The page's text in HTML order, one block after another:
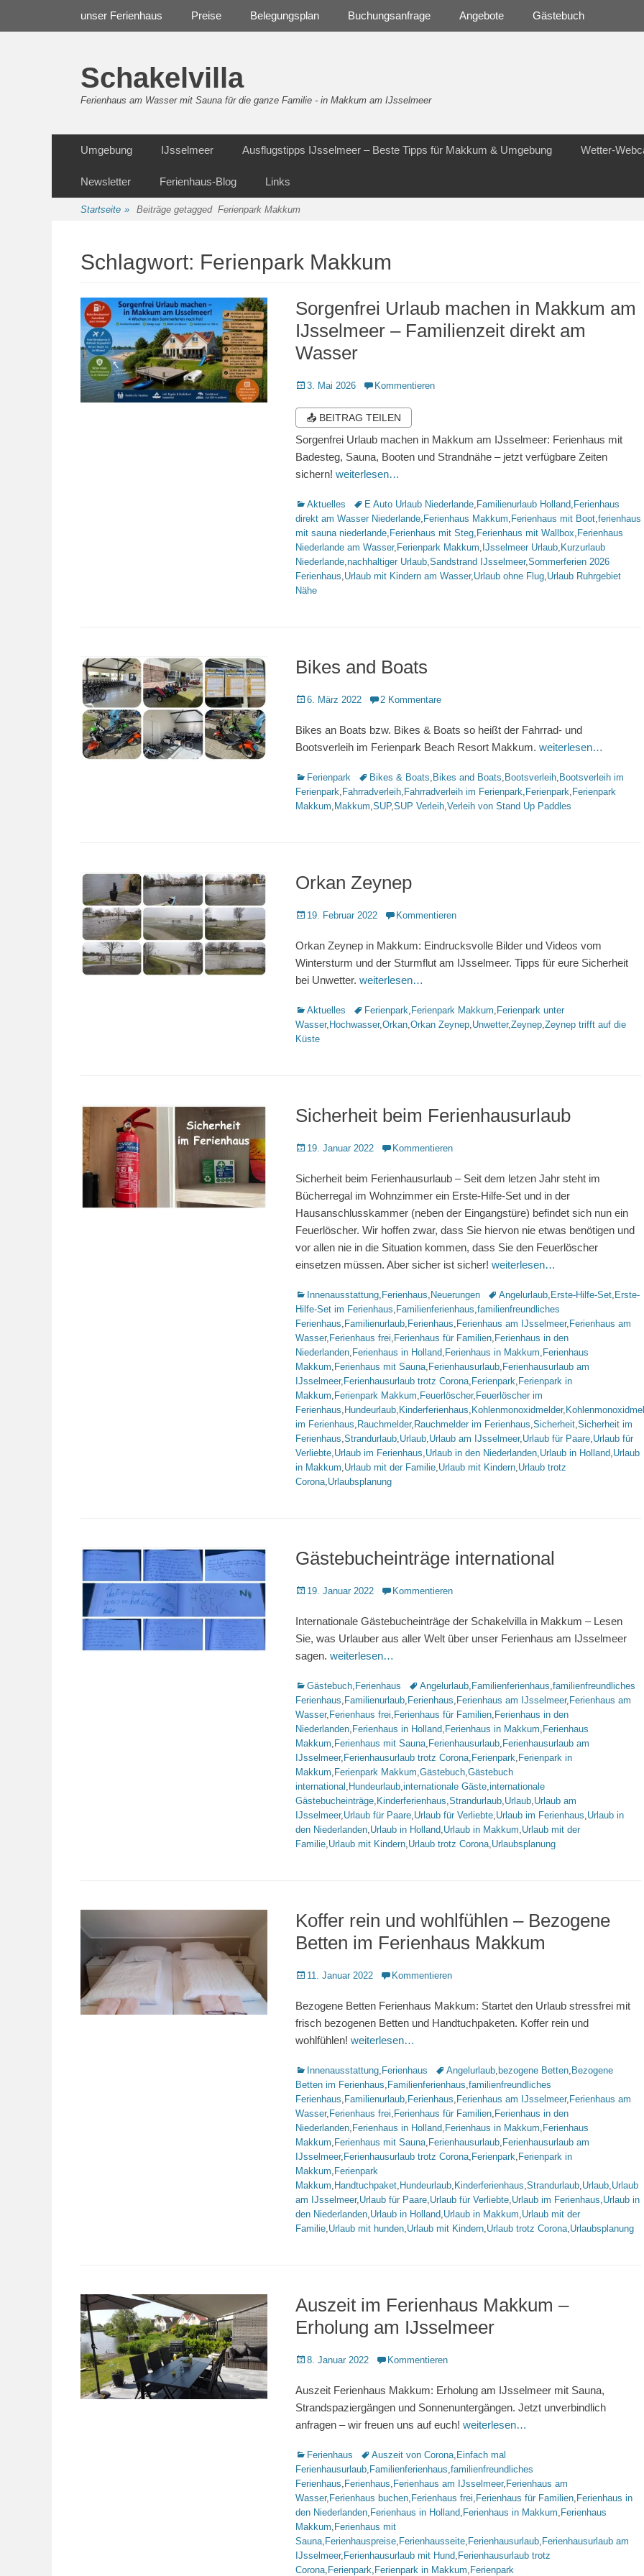
unser Ferienhaus Preise Belegungsplan Buchungsanfrage Angebote Gästebuch
Schakelvilla
Ferienhaus am Wasser mit Sauna für die ganze Familie - in Makkum am IJsselmeer
Inhalt
Umgebung IJsselmeer Ausflugstipps IJsselmeer – Beste Tipps für Makkum & Umgebung Wetter-
Newsletter Ferienhaus-Blog Links
Startseite » Beiträge getagged Ferienpark Makkum
Schlagwort: Ferienpark Makkum
Sorgenfrei Urlaub machen in Makkum am
IJsselmeer – Familienzeit direkt am
Wasser
Veröffentlicht
3. Mai 2026 Kommentieren
📤 BEITRAG TEILEN
Sorgenfrei Urlaub machen in Makkum am IJsselmeer: Ferienhaus mit
Badesteg, Sauna, Booten und Strandnähe – jetzt verfügbare Zeiten
sichern! weiterlesen…
Kategorien
Aktuelles Schlagworte
E Auto Urlaub Niederlande, Familienurlaub Holland, Ferienhaus
direkt am Wasser Niederlande, Ferienhaus Makkum, Ferienhaus mit Boot,ferienhaus
mit sauna niederlande, Ferienhaus mit Steg, Ferienhaus mit Wallbox, Ferienhaus
Niederlande am Wasser, Ferienpark Makkum, IJsselmeer Urlaub, Kurzurlaub
Niederlande,nachhaltiger Urlaub,Sandstrand IJsselmeer,Sommerferien 2026
Ferienhaus,Urlaub mit Kindern am Wasser,Urlaub ohne Flug,Urlaub Ruhrgebiet
Nähe
Bikes and Boats
Veröffentlicht
6. März 2022 2 Kommentare
Bikes an Boats bzw. Bikes & Boats so heißt der Fahrrad- und
Bootsverleih im Ferienpark Beach Resort Makkum. weiterlesen…
Kategorien
Ferienpark Schlagworte
Bikes & Boats, Bikes and Boats, Bootsverleih, Bootsverleih im
Ferienpark, Fahrradverleih, Fahrradverleih im Ferienpark, Ferienpark, Ferienpark
Makkum, Makkum,SUP,SUP Verleih,Verleih von Stand Up Paddles
Orkan Zeynep
Veröffentlicht
19. Februar 2022 Kommentieren
Orkan Zeynep in Makkum: Eindrucksvolle Bilder und Videos vom
Wintersturm und der Sturmflut am IJsselmeer. Tipps für eure Sicherheit
bei Unwetter. weiterlesen…
Kategorien
Aktuelles Schlagworte
Ferienpark, Ferienpark Makkum, Ferienpark unter
Wasser, Hochwasser,Orkan,Orkan Zeynep,Unwetter,Zeynep,Zeynep trifft auf die
Küste
Sicherheit beim Ferienhausurlaub
Veröffentlicht
19. Januar 2022 Kommentieren
Sicherheit beim Ferienhausurlaub – Seit dem letzen Jahr steht im
Bücherregal im Wohnzimmer ein Erste-Hilfe-Set und in der
Hausanschlusskammer (neben der Eingangstüre) befindet sich nun ein
Feuerlöscher. Wir hoffen zwar, dass Sie hiervon nie etwas benötigen und
vor allen nie in die Situation kommen, dass Sie den Feuerlöscher
einsetzen müssen. Aber sicher ist sicher! weiterlesen…
Kategorien
Innenausstattung, Ferienhaus, Neuerungen Schlagworte
Angelurlaub, Erste-Hilfe-Set, Erste-
Hilfe-Set im Ferienhaus, Familienferienhaus,familienfreundliches
Ferienhaus, Familienurlaub, Ferienhaus, Ferienhaus am IJsselmeer, Ferienhaus am
Wasser, Ferienhaus frei, Ferienhaus für Familien, Ferienhaus in den
Niederlanden, Ferienhaus in Holland, Ferienhaus in Makkum, Ferienhaus
Makkum, Ferienhaus mit Sauna, Ferienhausurlaub, Ferienhausurlaub am
IJsselmeer, Ferienhausurlaub trotz Corona, Ferienpark, Ferienpark in
Makkum, Ferienpark Makkum, Feuerlöscher, Feuerlöscher im
Ferienhaus, Hundeurlaub, Kinderferienhaus, Kohlenmonoxidmelder,
im Ferienhaus, Rauchmelder, Rauchmelder im Ferienhaus,Sicherheit,Sicherheit im
Ferienhaus,Strandurlaub,Urlaub,Urlaub am IJsselmeer,Urlaub für Paare,Urlaub für
Verliebte,Urlaub im Ferienhaus,Urlaub in den Niederlanden,Urlaub in Holland,Urlaub
in Makkum,Urlaub mit der Familie,Urlaub mit Kindern,Urlaub trotz
Corona,Urlaubsplanung
Gästebucheinträge international
Veröffentlicht
19. Januar 2022 Kommentieren
Internationale Gästebucheinträge der Schakelvilla in Makkum – Lesen
Sie, was Urlauber aus aller Welt über unser Ferienhaus am IJsselmeer
sagen. weiterlesen…
Kategorien
Gästebuch, Ferienhaus Schlagworte
Angelurlaub, Familienferienhaus,familienfreundliches
Ferienhaus, Familienurlaub, Ferienhaus, Ferienhaus am IJsselmeer, Ferienhaus am
Wasser, Ferienhaus frei, Ferienhaus für Familien, Ferienhaus in den
Niederlanden, Ferienhaus in Holland, Ferienhaus in Makkum, Ferienhaus
Makkum, Ferienhaus mit Sauna, Ferienhausurlaub, Ferienhausurlaub am
IJsselmeer, Ferienhausurlaub trotz Corona, Ferienpark, Ferienpark in
Makkum, Ferienpark Makkum,Gästebuch,Gästebuch
international , Hundeurlaub,internationale Gäste,internationale
Gästebucheinträge, Kinderferienhaus,Strandurlaub,Urlaub,Urlaub am
IJsselmeer,Urlaub für Paare,Urlaub für Verliebte,Urlaub im Ferienhaus,Urlaub in
den Niederlanden,Urlaub in Holland,Urlaub in Makkum,Urlaub mit der
Familie,Urlaub mit Kindern,Urlaub trotz Corona,Urlaubsplanung
Koffer rein und wohlfühlen – Bezogene
Betten im Ferienhaus Makkum
Veröffentlicht
11. Januar 2022 Kommentieren
Bezogene Betten Ferienhaus Makkum: Startet den Urlaub stressfrei mit
frisch bezogenen Betten und Handtuchpaketen. Koffer rein und
wohlfühlen! weiterlesen…
Kategorien
Innenausstattung, Ferienhaus Schlagworte
Angelurlaub, bezogene Betten, Bezogene
Betten im Ferienhaus, Familienferienhaus,familienfreundliches
Ferienhaus, Familienurlaub, Ferienhaus, Ferienhaus am IJsselmeer, Ferienhaus am
Wasser, Ferienhaus frei, Ferienhaus für Familien, Ferienhaus in den
Niederlanden, Ferienhaus in Holland, Ferienhaus in Makkum, Ferienhaus
Makkum, Ferienhaus mit Sauna, Ferienhausurlaub, Ferienhausurlaub am
IJsselmeer, Ferienhausurlaub trotz Corona, Ferienpark, Ferienpark in
Makkum, Ferienpark
Makkum, Handtuchpaket, Hundeurlaub, Kinderferienhaus,Strandurlaub,Urlaub,Urlaub
am IJsselmeer,Urlaub für Paare,Urlaub für Verliebte,Urlaub im Ferienhaus,Urlaub in
den Niederlanden,Urlaub in Holland,Urlaub in Makkum,Urlaub mit der
Familie,Urlaub mit hunden,Urlaub mit Kindern,Urlaub trotz Corona,Urlaubsplanung
Auszeit im Ferienhaus Makkum –
Erholung am IJsselmeer
Veröffentlicht
8. Januar 2022 Kommentieren
Auszeit Ferienhaus Makkum: Erholung am IJsselmeer mit Sauna,
Strandspaziergängen und Sonnenuntergängen. Jetzt unverbindlich
anfragen – wir freuen uns auf euch! weiterlesen…
Kategorien
Ferienhaus Schlagworte
Auszeit von Corona, Einfach mal
Ferienhausurlaub, Familienferienhaus,familienfreundliches
Ferienhaus, Ferienhaus, Ferienhaus am IJsselmeer, Ferienhaus am
Wasser, Ferienhaus buchen, Ferienhaus frei, Ferienhaus für Familien, Ferienhaus in
den Niederlanden, Ferienhaus in Holland, Ferienhaus in Makkum, Ferienhaus
Makkum, Ferienhaus mit
Sauna, Ferienhauspreise, Ferienhausseite, Ferienhausurlaub, Ferienhausurlaub am
IJsselmeer, Ferienhausurlaub mit Hund, Ferienhausurlaub trotz
Corona, Ferienpark, Ferienpark in Makkum, Ferienpark